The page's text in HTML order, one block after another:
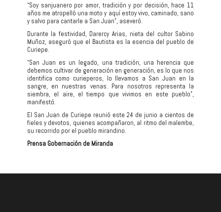
“Soy sanjuanero por amor, tradición y por decisión, hace 11
años me atropelló una moto y aquí estoy vivo, caminado, sano
y salvo para cantarle a San Juan”, aseveró.
Durante la festividad, Darercy Arias, nieta del cultor Sabino
Muñoz, aseguró que el Bautista es la esencia del pueblo de
Curiepe.
“San Juan es un legado, una tradición, una herencia que
debemos cultivar de generación en generación, es lo que nos
identifica como curieperos, lo llevamos a San Juan en la
sangre, en nuestras venas. Para nosotros representa la
siembra, el aire, el tiempo que vivimos en este pueblo”,
manifestó.
El San Juan de Curiepe reunió este 24 de junio a cientos de
fieles y devotos, quienes acompañaron, al ritmo del malembe,
su recorrido por el pueblo mirandino.
Prensa Gobernación de Miranda